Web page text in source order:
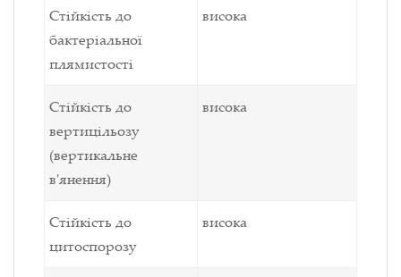
Стійкість до
бактеріальної
плямистості
висока
Стійкість до
вертицільозу
(вертикальне
в'янення)
висока
Стійкість до
цитоспорозу
висока